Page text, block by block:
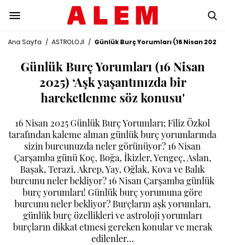
Ana Sayfa / ASTROLOJİ / Günlük Burç Yorumları (16 Nisan
Günlük Burç Yorumları (16 Nisan
2025) ‘Aşk yaşantınızda bir
hareketlenme söz konusu'
16 Nisan 2025 Günlük Burç Yorumları; Filiz Özkol
tarafından kaleme alınan günlük burç yorumlarında
sizin burcunuzda neler görünüyor? 16 Nisan
Çarşamba günü Koç, Boğa, İkizler, Yengeç, Aslan,
Başak, Terazi, Akrep, Yay, Oğlak, Kova ve Balık
burcunu neler bekliyor? 16 Nisan Çarşamba günlük
burç yorumları! Günlük burç yorumuna göre
burcunu neler bekliyor? Burçların aşk yorumları,
günlük burç özellikleri ve astroloji yorumları
burçların dikkat etmesi gereken konular ve merak
edilenler…